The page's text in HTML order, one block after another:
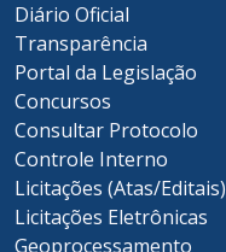
Diário Oficial
Transparência
Portal da Legislação
Concursos
Consultar Protocolo
Controle Interno
Licitações (Atas/Editais)
Licitações Eletrônicas
Geoprocessamento